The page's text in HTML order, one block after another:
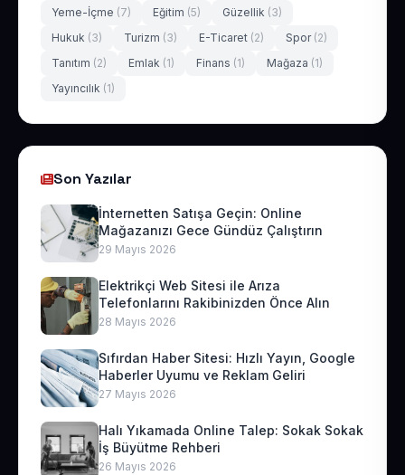
Yeme-İçme (7) Eğitim (5) Güzellik (3)
Hukuk (3) Turizm (3) E-Ticaret (2) Spor (2)
Tanıtım (2) Emlak (1) Finans (1) Mağaza (1)
Yayıncılık (1)
Son Yazılar
İnternetten Satışa Geçin: Online
Mağazanızı Gece Gündüz Çalıştırın
29 Mayıs 2026
Elektrikçi Web Sitesi ile Arıza
Telefonlarını Rakibinizden Önce Alın
28 Mayıs 2026
Sıfırdan Haber Sitesi: Hızlı Yayın, Google
Haberler Uyumu ve Reklam Geliri
27 Mayıs 2026
Halı Yıkamada Online Talep: Sokak Sokak
İş Büyütme Rehberi
26 Mayıs 2026